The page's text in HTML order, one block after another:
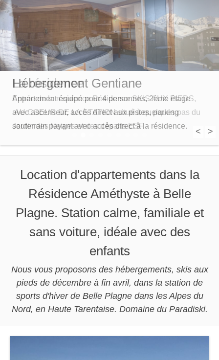
Hébergement Gentiane
Appartement équipé pour 4 personnes, 2ème étage
avec ascenseur, accès direct aux pistes, parking
souterrain payant avec accès direct à la résidence.
< >
Location d'appartements dans la
Résidence Améthyste à Belle
Plagne. Station calme, familiale et
sans voiture, idéale avec des
enfants
Nous vous proposons des hébergements, skis aux
pieds de décembre à fin avril, dans la station de
sports d'hiver de Belle Plagne dans les Alpes du
Nord, en Haute Tarentaise. Domaine du Paradiski.